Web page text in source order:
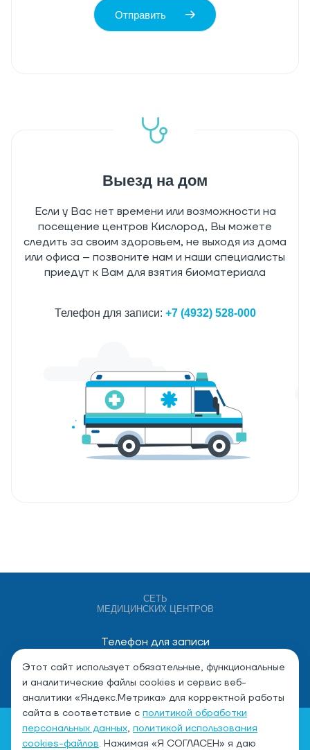
Отправить
Выезд на дом
Если у Вас нет времени или возможности на
посещение центров Кислород, Вы можете
следить за своим здоровьем, не выходя из дома
или офиса – позвоните нам и наши специалисты
приедут к Вам для взятия биоматериала
Телефон для записи: +7 (4932) 528-000
СЕТЬ
МЕДИЦИНСКИХ ЦЕНТРОВ
Телефон для записи
+7 (4932) 528-000
Этот сайт использует обязательные, функциональные
и аналитические файлы cookies и сервис веб-
аналитики «Яндекс.Метрика» для корректной работы
сайта в соответствие с политикой обработки
персональных данных, политикой использования
cookies-файлов. Нажимая «Я СОГЛАСЕН» я даю